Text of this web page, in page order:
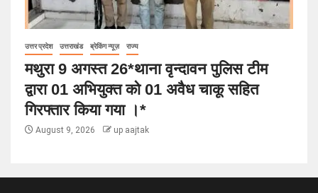
उत्तर प्रदेश उत्तराखंड ब्रेकिंग न्यूज़ राज्य
मथुरा 9 अगस्त 26*थाना वृन्दावन पुलिस टीम
द्वारा 01 अभियुक्त को 01 अवैध चाकू सहित
गिरफ्तार किया गया ।*
August 9, 2026 up aajtak